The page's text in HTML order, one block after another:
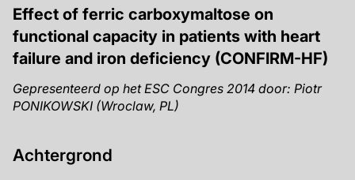
Effect of ferric carboxymaltose on
functional capacity in patients with heart
failure and iron deficiency (CONFIRM-HF)
Gepresenteerd op het ESC Congres 2014 door: Piotr
PONIKOWSKI (Wroclaw, PL)
Achtergrond